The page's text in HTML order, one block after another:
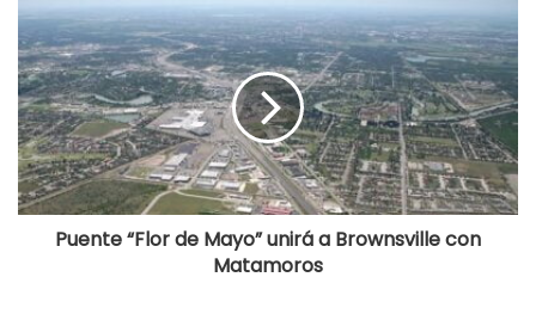
Puente “Flor de Mayo” unirá a Brownsville con
Matamoros